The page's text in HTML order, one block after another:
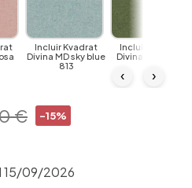
Incluir Kvadrat
Divina MD sky blue
813
Incluir Kvadrat
Divina MD green
‹ ›
-15%
€
15/09/2026